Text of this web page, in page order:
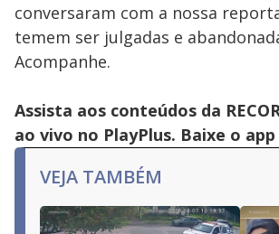
conversaram com a nossa
temem ser julgadas e
Acompanhe.
Assista aos conteúdos da
ao vivo no PlayPlus. Baixe o app
VEJA TAMBÉM